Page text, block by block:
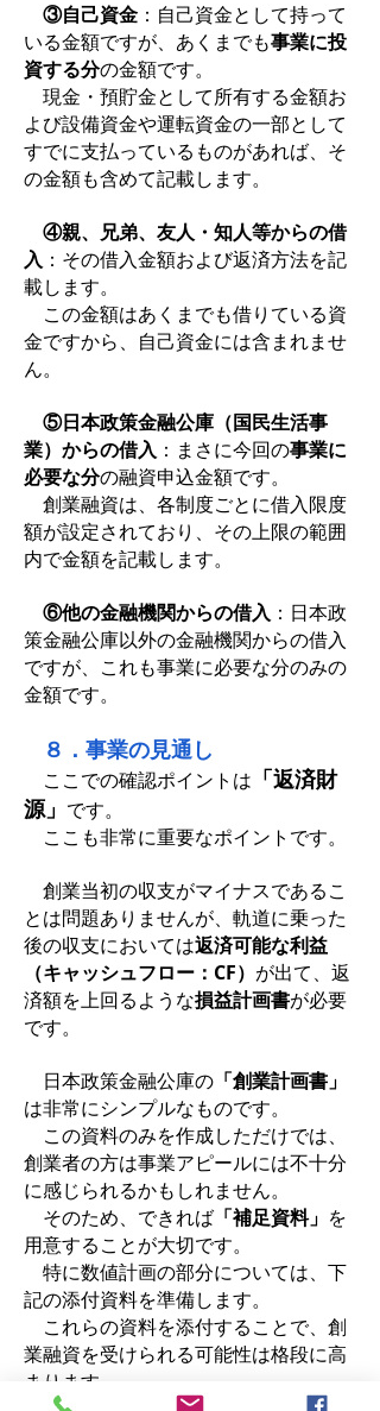
③自己資金 ：自己資金として持って
いる金額ですが、あくまでも事業に投
資する分の金額です。
現金・預貯金として所有する金額お
よび設備資金や運転資金の一部として
すでに支払っているものがあれば、そ
の金額も含めて記載します。
④親、兄弟、友人・知人等からの借
入 ：その借入金額および返済方法を記
載します。
この金額はあくまでも借りている資
金ですから、自己資金には含まれませ
ん。
⑤日本政策金融公庫（国民生活事
業）からの借入 ：まさに今回の事業に
必要な分の融資申込金額です。
創業融資は、各制度ごとに借入限度
額が設定されており、その上限の範囲
内で金額を記載します。
⑥他の金融機関からの借入 ：日本政
策金融公庫以外の金融機関からの借入
ですが、これも事業に必要な分のみの
金額です。
８．事業の見通し
ここでの確認ポイントは 「返済財
源」 です。
ここも非常に重要なポイントです。
創業当初の収支がマイナスであるこ
とは問題ありませんが、軌道に乗った
後の収支においては返済可能な利益
（キャッシュフロー：CF） が出て、返
済額を上回るような損益計画書が必要
です。
日本政策金融公庫の 「創業計画書」
は非常にシンプルなものです。
この資料のみを作成しただけでは、
創業者の方は事業アピールには不十分
に感じられるかもしれません。
そのため、できれば 「補足資料」 を
用意することが大切です。
特に数値計画の部分については、下
記の添付資料を準備します。
これらの資料を添付することで、創
業融資を受けられる可能性は格段に高
まります。